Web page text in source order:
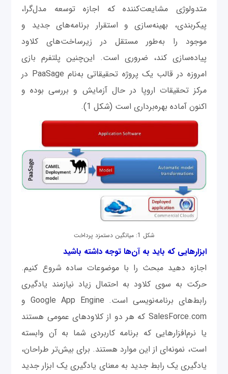
متدولوژی مشایعت‌کننده که اجازه توسعه مدل‌گرا،
پیکربندی، بهینه‌سازی و استقرار برنامه‌های جدید و
موجود را به‌طور مستقل در زیرساخت‌های کلاود
پیاده‌سازی کند، ضروری است. این‌چنین پلتفرم بازی
امروزه در قالب یک پروژه تحقیقاتی به‌نام PaaSage در
مرکز تحقیقات اروپا در حال آزمایش و بررسی بوده و
اکنون آماده بهره‌برداری است (شکل 1).
شکل 1: میانگین دستمزد پرداخت
ابزارهایی که باید به آن‌ها توجه داشته باشید
اجازه دهید مبحث را با موضوعات ساده شروع کنیم.
حرکت به سوی کلاود به احتمال زیاد نیازمند یادگیری
رابط‌های برنامه‌نویسی است. Google App Engine و
SalesForce.com که هر دو از کلاودهای عمومی هستند
یا نرم‌افزارهایی که برنامه‌ کاربردی شما به آن وابسته
است، نمونه‌ای از این موارد هستند. برای بیش‌تر طراحان،
یادگیری یک رابط جدید به معنای یادگیری یک ابزار جدید